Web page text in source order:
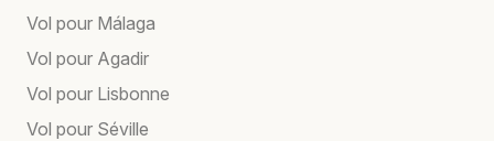
Vol pour Málaga
Vol pour Agadir
Vol pour Lisbonne
Vol pour Séville